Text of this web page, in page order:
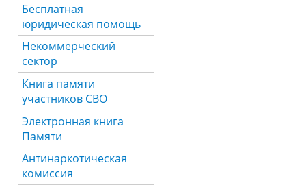
Бесплатная
юридическая помощь
Некоммерческий
сектор
Книга памяти
участников СВО
Электронная книга
Памяти
Антинаркотическая
комиссия